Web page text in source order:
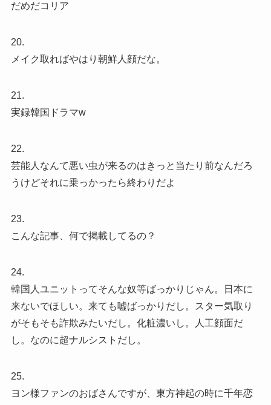
だめだコリア
20.
メイク取ればやはり朝鮮人顔だな。
21.
実録韓国ドラマw
22.
芸能人なんて悪い虫が来るのはきっと当たり前なんだろ
うけどそれに乗っかったら終わりだよ
23.
こんな記事、何で掲載してるの？
24.
韓国人ユニットってそんな奴等ばっかりじゃん。日本に
来ないでほしい。来ても嘘ばっかりだし。スター気取り
がそもそも詐欺みたいだし。化粧濃いし。人工顔面だ
し。なのに超ナルシストだし。
25.
ヨン様ファンのおばさんですが、東方神起の時に千年恋